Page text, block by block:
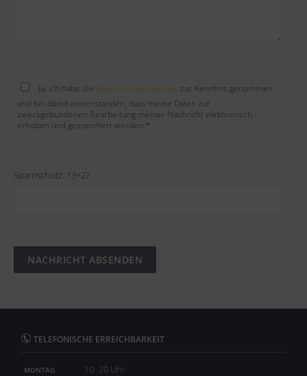
Ja, ich habe die Datenschutzerklärung zur Kenntnis genommen
und bin damit einverstanden, dass meine Daten zur
zweckgebundenen Bearbeitung meiner Nachricht elektronisch
erhoben und gespeichert werden.*
Spamschutz: 13+2?
TELEFONISCHE ERREICHBARKEIT
MONTAG 10 -20 Uhr